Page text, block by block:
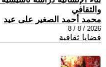
والثقافي
محمد أحمد الصغير على عيد
2026 / 8 / 8
قضايا ثقافية